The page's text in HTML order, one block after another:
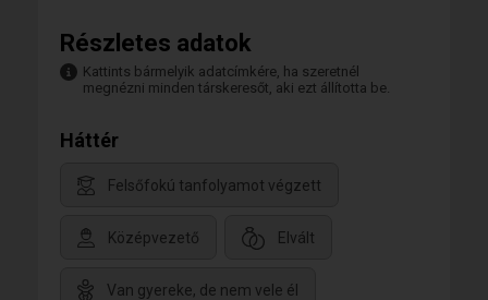
Részletes adatok
Kattints bármelyik adatcímkére, ha szeretnél
megnézni minden társkeresőt, aki ezt állította be.
Háttér
Felsőfokú tanfolyamot végzett
Középvezető Elvált
Van gyereke, de nem vele él